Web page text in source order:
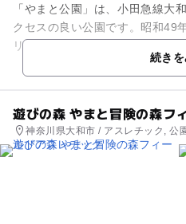
「やまと公園」は、小田急線大
クセスの良い公園です。昭和49
リニューアルしました。 園内は、芝生広場や休憩所、遊具広
続き
遊びの森 やまと冒険の森フ
神奈川県大和市 / アスレチック, 公